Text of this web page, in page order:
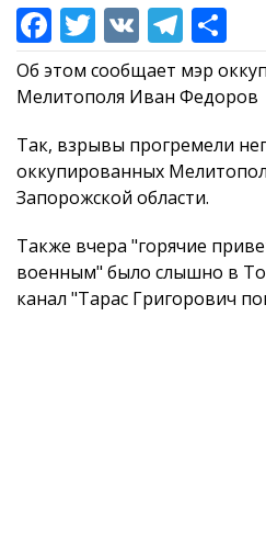
Об этом сообщает мэр
Мелитополя Иван Федоров
Так, взрывы прогремели
оккупированных
Запорожской области.
Также вчера "горячие
военным" было слышно в
канал "Тарас Григорович